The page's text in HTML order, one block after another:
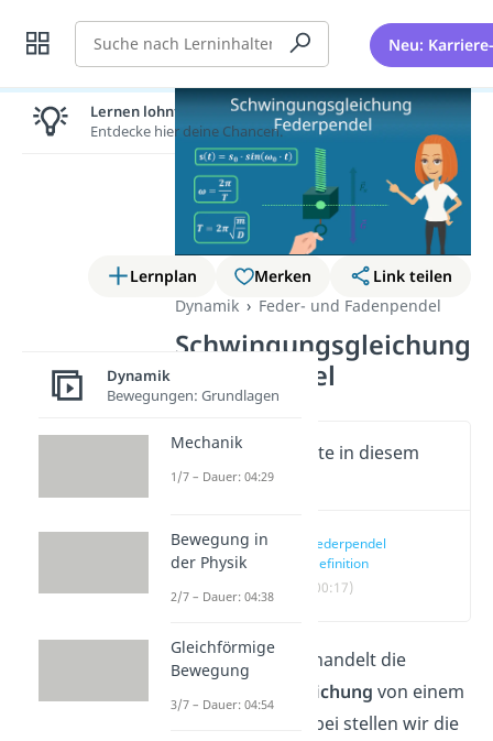
Suche Neu:
Lernplan Merken
Link teilen
Dynamik
Feder- und Fadenpendel
Schwingungsgleichung
Federpendel
Wichtige Inhalte in diesem
Video
Federpendel
Definition
(00:17)
Dieser Artikel behandelt die
Schwingungsgleichung von einem
. Dabei stellen wir die
Lernen lohnt sich!
Entdecke hier deine Chancen.
Dynamik
Bewegungen: Grundlagen
Mechanik
1/7 – Dauer: 04:29
Bewegung in
der Physik
2/7 – Dauer: 04:38
Gleichförmige
Bewegung
3/7 – Dauer: 04:54